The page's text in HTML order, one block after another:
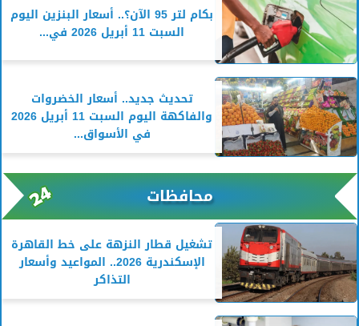
بكام لتر 95 الآن؟.. أسعار البنزين اليوم
السبت 11 أبريل 2026 في...
تحديث جديد.. أسعار الخضروات
والفاكهة اليوم السبت 11 أبريل 2026
في الأسواق...
محافظات
تشغيل قطار النزهة على خط القاهرة
الإسكندرية 2026.. المواعيد وأسعار
التذاكر